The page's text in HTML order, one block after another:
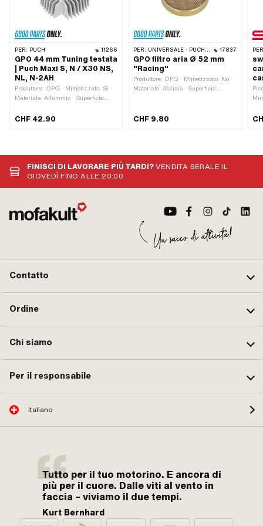
PER: PUCH 11266
GPO 44 mm Tuning testata
| Puch Maxi S, N / X30 NS,
NL, N-2AH
Produttore: OPG · Mimetizzato: Sì ·
Materiale: Alluminio · Superficie:
Lunghezza totale: 135 mm ·
Sintonizzazione · Filo di candela:
breve · Numero di punti di fissaggio:
4 Stk · Decompressore: No
CHF 42.90
PER: UNIVERSALE · PUCH · SACHS · ZÜNDAPP BELMONDO 17837
GPO filtro aria Ø 52 mm
"Racing"
Produttore: OPG · Mimetizzato: No ·
Materiale: Acciaio · Superficie:
Area di applicazione:
CHF 9.80
a
FINISCI DI LAVORARE PIÙ TARDI?VENDITA SERALE IL
GIOVEDÌ FINO ALLE 20:00
Contatto
Ordine
Chi siamo
Per il responsabile
Italiano
Tutto per il tuo motorino. E ancora di
più per il cuore. Dalle viti al vento in
faccia – viviamo il due tempi.
Kurt Bernhard